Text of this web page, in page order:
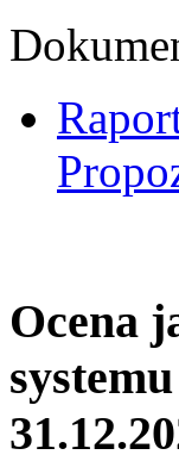
Ocena